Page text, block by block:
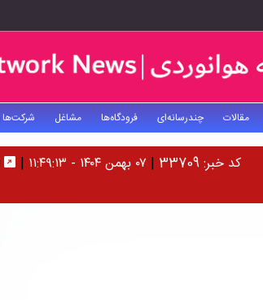
مقالات چندرسانه‌ای فرودگاه‌ها مشاغل
کد خبر: 33709 | ۰۷ بهمن ۱۴۰۴ - ۱۱:۴۹:۱۳ |